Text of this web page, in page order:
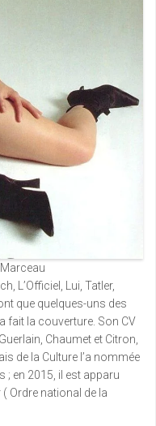
L’Officiel, Lui, Tatler,
que quelques-uns des
fait la couverture. Son CV
Chaumet et Citron,
de la Culture l’a nommée
; en 2015, il est apparu
( Ordre national de la